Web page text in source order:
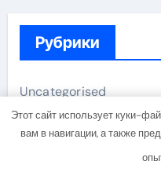
Рубрики
Uncategorised
Банки и кредиты
Этот сайт использует куки-
вам в навигации, а также